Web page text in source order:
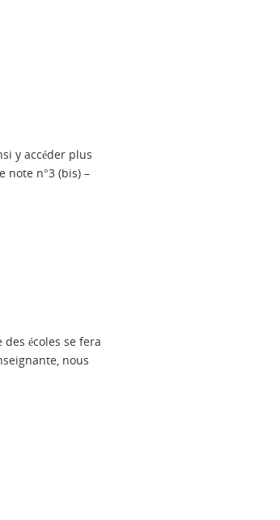
y accéder plus
note n°3 (bis) –
écoles se fera
nous